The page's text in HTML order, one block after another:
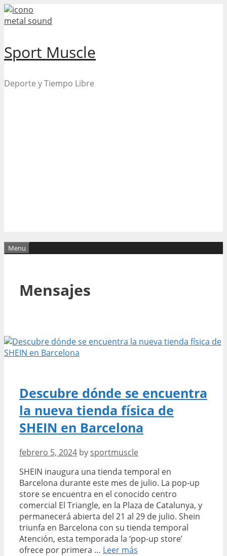
Skip
to
Sport Muscle
Deporte y Tiempo Libre
Menu
Mensajes
Descubre dónde se encuentra
la nueva tienda física de
SHEIN en Barcelona
febrero 5, 2024 by sportmuscle
SHEIN inaugura una tienda temporal en
Barcelona durante este mes de julio. La pop-up
store se encuentra en el conocido centro
comercial El Triangle, en la Plaza de Catalunya, y
permanecerá abierta del 21 al 29 de julio. Shein
triunfa en Barcelona con su tienda temporal
Atención, esta temporada la ‘pop-up store’
ofrece por primera … Leer más